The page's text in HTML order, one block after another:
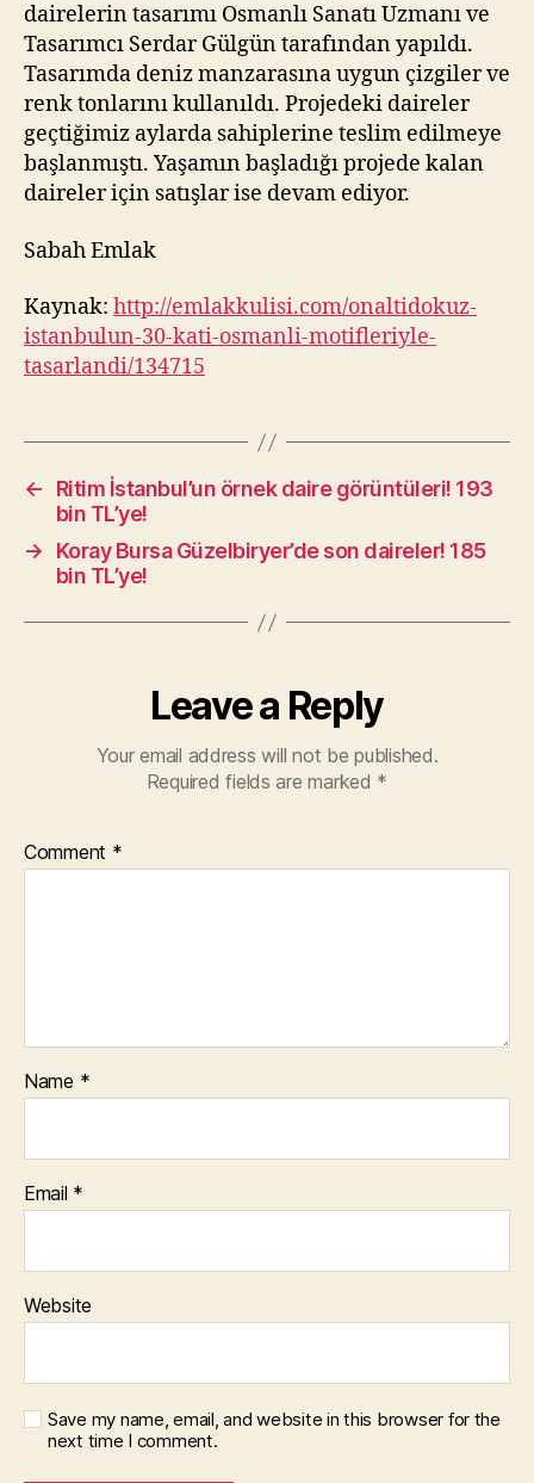
dairelerin tasarımı Osmanlı Sanatı Uzmanı ve
Tasarımcı Serdar Gülgün tarafından yapıldı.
Tasarımda deniz manzarasına uygun çizgiler ve
renk tonlarını kullanıldı. Projedeki daireler
geçtiğimiz aylarda sahiplerine teslim edilmeye
başlanmıştı. Yaşamın başladığı projede kalan
daireler için satışlar ise devam ediyor.
Sabah Emlak
Kaynak: http://emlakkulisi.com/onaltidokuz-
istanbulun-30-kati-osmanli-motifleriyle-
tasarlandi/134715
←
Ritim İstanbul’un örnek daire görüntüleri! 193
bin TL’ye!
→
Koray Bursa Güzelbiryer’de son daireler! 185
bin TL’ye!
Leave a Reply
Your email address will not be published.
Required fields are marked *
Comment *
Name *
Email *
Website
Save my name, email, and website in this browser for the
next time I comment.